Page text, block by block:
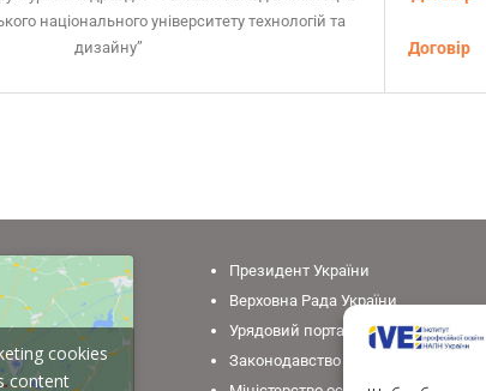
національного університету технологій та
дизайну”
Договір
cookies
content
Президент України
Верховна Рада України
Урядовий портал
Законодавство України